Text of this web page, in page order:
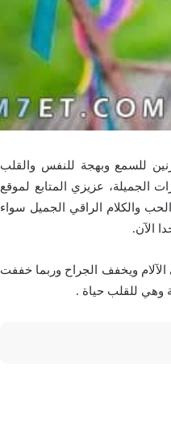
للسمع وبهجة للنفس والقلب
الجميلة، عزيزي المتابع لموقع
والكلام الراقي الجميل سواء
الآن.
ويخفف الجراح وربما خففت
وهي للقلب حياة .